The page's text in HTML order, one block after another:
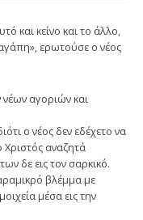
και κείνο και το άλλο,
ερωτούσε ο νέος
νέων αγοριών και
ο νέος δεν εδέχετο να
Χριστός αναζητά
δε εις τον σαρκικό.
βλέμμα με
μέσα εις την